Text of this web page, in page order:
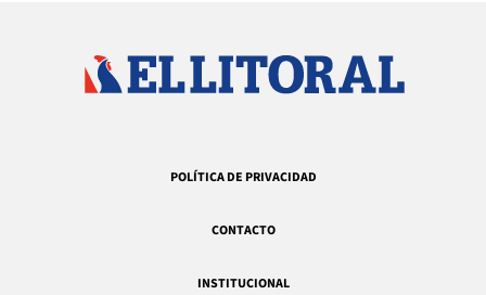
POLÍTICA DE PRIVACIDAD
CONTACTO
INSTITUCIONAL